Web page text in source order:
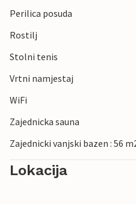
Perilica posuda
Rostilj
Stolni tenis
Vrtni namjestaj
WiFi
Zajednicka sauna
Zajednicki vanjski bazen : 56
Lokacija